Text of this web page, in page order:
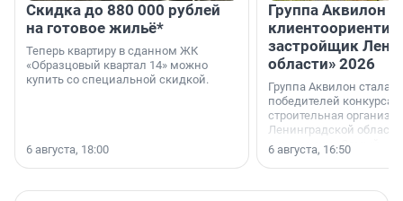
Скидка до 880 000 рублей
на готовое жильё*
Теперь квартиру в сданном ЖК
«Образцовый квартал 14» можно
купить со специальной скидкой.
6 августа, 18:00
Группа Аквилон
застройщик
области» 2026
Группа Аквилон стала
победителей конкурса
строительная
Ленинградской области
номинации «Самый
застройщик
области».
6 августа, 16:50